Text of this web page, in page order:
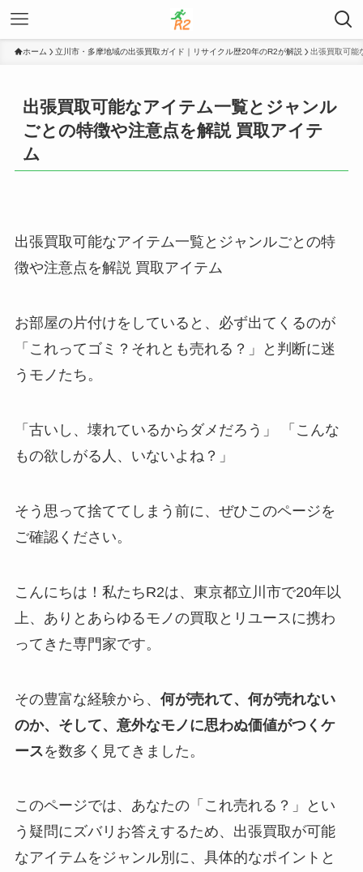
ホーム 立川市・多摩地域の出張買取ガイド｜リサイクル歴20年のR2が解説 出張買取可能
出張買取可能なアイテム一覧とジャンル
ごとの特徴や注意点を解説 買取アイテ
ム
出張買取可能なアイテム一覧とジャンルごとの特
徴や注意点を解説 買取アイテム
お部屋の片付けをしていると、必ず出てくるのが
「これってゴミ？それとも売れる？」と判断に迷
うモノたち。
「古いし、壊れているからダメだろう」 「こんな
もの欲しがる人、いないよね？」
そう思って捨ててしまう前に、ぜひこのページを
ご確認ください。
こんにちは！私たちR2は、東京都立川市で20年以
上、ありとあらゆるモノの買取とリユースに携わ
ってきた専門家です。
その豊富な経験から、 何が売れて、何が売れない
のか、そして、意外なモノに思わぬ価値がつくケ
ースを数多く見てきました。
このページでは、あなたの「これ売れる？」とい
う疑問にズバリお答えするため、出張買取が可能
なアイテムをジャンル別に、具体的なポイントと